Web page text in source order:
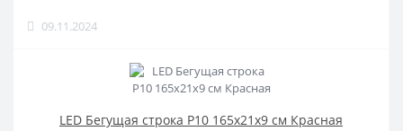
09.11.2024
LED Бегущая строка Р10 165x21x9 см Красная